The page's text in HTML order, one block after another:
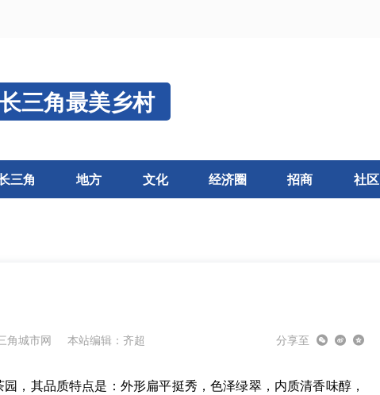
长三角最美乡村
三角 地方 文化 经济圈 招商 社区
角城市网 本站编辑：齐超 分享至
其品质特点是：外形扁平挺秀，色泽绿翠，内质清香味醇，